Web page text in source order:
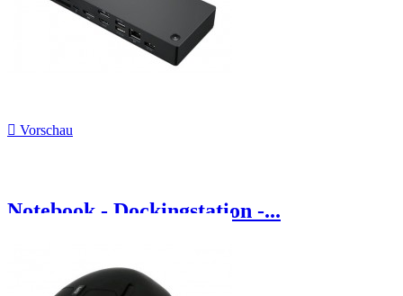
 Vorschau
Notebook - Dockingstation -...